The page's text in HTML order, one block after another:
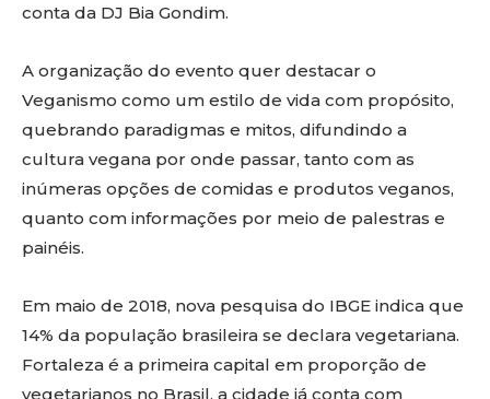
conta da DJ Bia Gondim.
A organização do evento quer destacar o
Veganismo como um estilo de vida com propósito,
quebrando paradigmas e mitos, difundindo a
cultura vegana por onde passar, tanto com as
inúmeras opções de comidas e produtos veganos,
quanto com informações por meio de palestras e
painéis.
Em maio de 2018, nova pesquisa do IBGE indica que
14% da população brasileira se declara vegetariana.
Fortaleza é a primeira capital em proporção de
vegetarianos no Brasil, a cidade já conta com